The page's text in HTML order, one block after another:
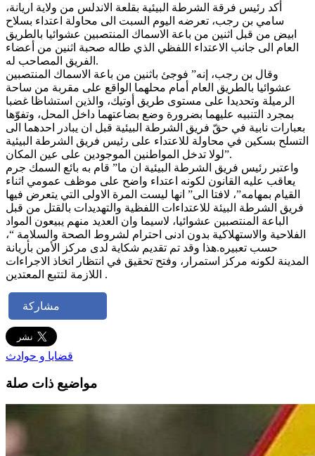
أكد رئيس فرقة الشرطة البيئية بقلعة الاندلس من ولاية اريانة،
سامي بن رجب، تعرضه اليوم السبت الى محاولة اعتداء بسلاح
ابيض من قبل اثنين من باعة الاسماك المنتصبين عشوائيا بالطريق
العام الى جانب الاعتداء اللفظي الذي طاله صحبة اثنين من أعضاء
الفريق المصاحب له.
وقال بن رجب، إنه” فوجئ باثنين من باعة الاسماك المنتصبين
عشوائيا بالطريق العام أمام محلهما الواقع على مقربة من ساحة
الرميلة وتحديدا على مستوى طريق أوتيك، والذين استشاظا غضبا
بمجرد التنبيه عليهما بضرورة وضع بضاعتهما داخل المحل، وتفوّها
بعبارات نابية في حقّ فريق الشرطة البيئية قبل ان يبادر احدهما الى
التسلح بسكين في محاولة للاعتداء على رئيس فريق الشرطة البيئية
لولا تدخل المواطنين الموجودين على عين المكان”.
واعتبر رئيس فريق الشرطة البيئية ان ما” قام به بائع السمك جرم
يعاقب عليه القانون لكونه اعتداء واضح على موظف عمومي اثناء
القيام بمهامه”، لافتا الى” انها ليست المرة الاولى التي يتعرض فيها
فريق الشرطة البيئة للاعتداءات اللفظية والتهديدات بالقتل من قبل
الباعة المنتصبين عشوائيا، لاسيما وان العديد منهم يبيعون المواد
الفلاحية والاستهلاكية بدون ادنى احترام لشروط الصحة والسلامة “،
حسب تعبيره.هذا وقد تم تقديم شكاية لدى مركز الأمن بأريانة
المدينة لكونه مركز استمرار، وفتح تحقيق في انتظار اتخاذ الاجراءات
اللازمة لتتبع المعتدين .
مشاركة
قضايا و حوادث
مواضيع ذات صلة